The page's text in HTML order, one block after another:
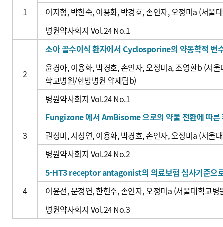
1
이지형, 박현숙, 이용화, 박경호, 손인자, 오정미a (서울
병원약사회지 Vol.24 No.1
2
소아 골수이식 환자에서 Cyclosporine의 약동학적 변
윤경아, 이용화, 박경호, 손인자, 오정미a, 조영환b (서
학교병원/한방병원 약제팀b)
병원약사회지 Vol.24 No.1
3
Fungizone 에서 AmBisome 으로의 약물 전환에 따른
권정미, 서성연, 이용화, 박경호, 손인자, 오정미a (서울
병원약사회지 Vol.24 No.2
4
5-HT3 receptor antagonist의 의료보험 심사기준으
이윤선, 문정연, 한현주, 손인자, 오정미a (서울대학교
병원약사회지 Vol.24 No.3